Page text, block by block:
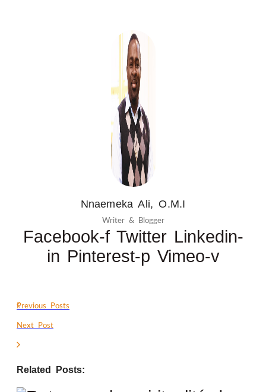
Nnaemeka Ali, O.M.I
Writer & Blogger
Facebook-f Twitter Linkedin-
in Pinterest-p Vimeo-v
Previous Posts
Next Post
Related Posts: